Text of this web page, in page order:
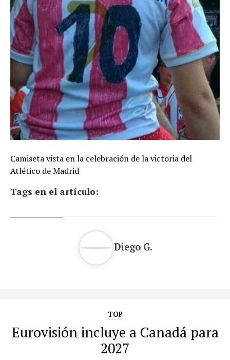
Camiseta vista en la celebración de la victoria del
Atlético de Madrid
Tags en el artículo:
Diego G.
TOP
Eurovisión incluye a Canadá para
2027